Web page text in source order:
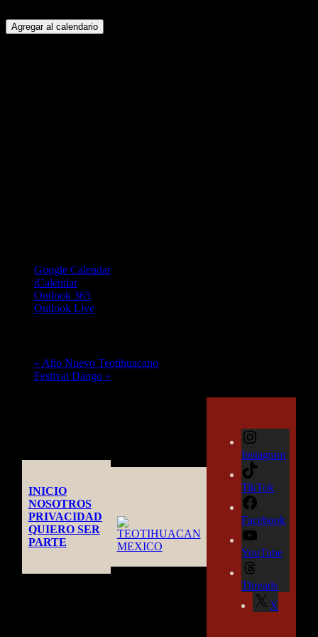
Agregar al calendario
Google Calendar
iCalendar
Outlook 365
Outlook Live
« Año Nuevo Teotihuacano
Festival Dängo »
INICIO
NOSOTROS
PRIVACIDAD
QUIERO SER
PARTE
Instagram
TikTok
Facebook
YouTube
Threads
X